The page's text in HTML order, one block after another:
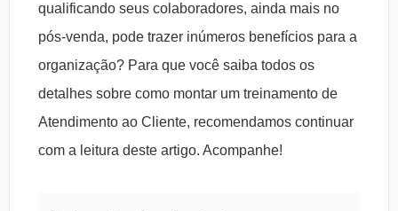
qualificando seus colaboradores, ainda mais no
pós-venda, pode trazer inúmeros benefícios para a
organização? Para que você saiba todos os
detalhes sobre como montar um treinamento de
Atendimento ao Cliente, recomendamos continuar
com a leitura deste artigo. Acompanhe!